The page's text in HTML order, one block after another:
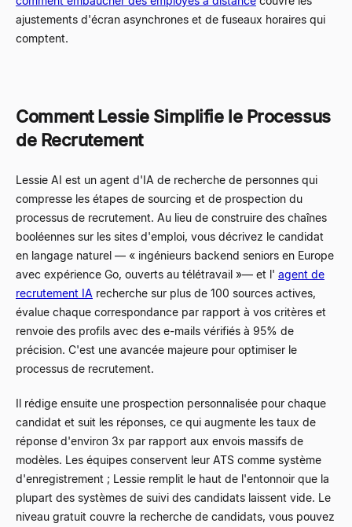
ajustements d'écran asynchrones et de fuseaux horaires qui
comptent.
Comment Lessie Simplifie le Processus
de Recrutement
Lessie AI est un agent d'IA de recherche de personnes qui
compresse les étapes de sourcing et de prospection du
processus de recrutement. Au lieu de construire des chaînes
booléennes sur les sites d'emploi, vous décrivez le candidat
en langage naturel — « ingénieurs backend seniors en Europe
avec expérience Go, ouverts au télétravail »— et l' agent de
recrutement IA recherche sur plus de 100 sources actives,
évalue chaque correspondance par rapport à vos critères et
renvoie des profils avec des e-mails vérifiés à 95% de
précision. C'est une avancée majeure pour optimiser le
processus de recrutement.
Il rédige ensuite une prospection personnalisée pour chaque
candidat et suit les réponses, ce qui augmente les taux de
réponse d'environ 3x par rapport aux envois massifs de
modèles. Les équipes conservent leur ATS comme système
d'enregistrement ; Lessie remplit le haut de l'entonnoir que la
plupart des systèmes de suivi des candidats laissent vide. Le
niveau gratuit couvre la recherche de candidats, vous pouvez